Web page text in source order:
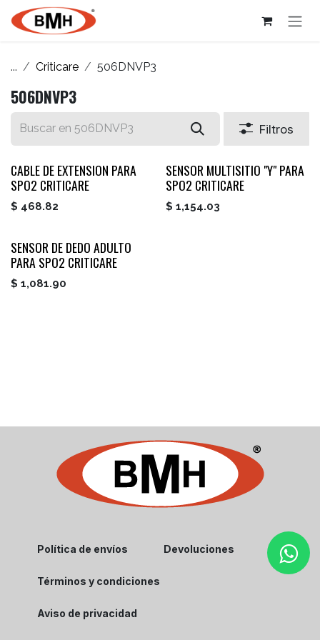
Ir al contenido
... Criticare 506DNVP3
506DNVP3
Filtros
CABLE DE EXTENSION PARA
SPO2 CRITICARE
$ 468.82
SENSOR MULTISITIO "Y" PARA
SPO2 CRITICARE
$ 1,154.03
SENSOR DE DEDO ADULTO
PARA SPO2 CRITICARE
$ 1,081.90
Política de envíos Devoluciones
Términos y condiciones
Aviso de privacidad